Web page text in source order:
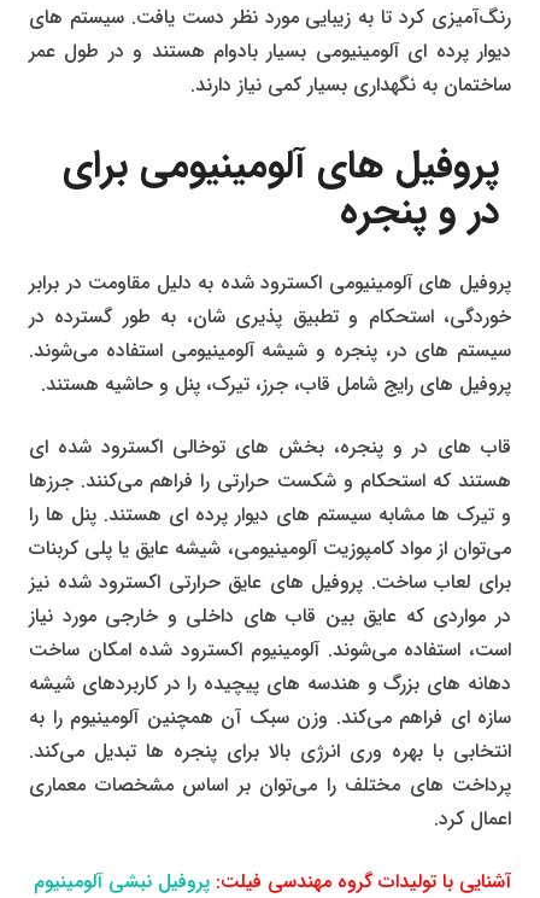
رنگ‌آمیزی کرد تا به زیبایی مورد نظر دست یافت. سیستم‌ های
دیوار پرده‌ ای آلومینیومی بسیار بادوام هستند و در طول عمر
ساختمان به نگهداری بسیار کمی نیاز دارند.
پروفیل‌ های آلومینیومی برای
در و پنجره
پروفیل‌ های آلومینیومی اکسترود شده به دلیل مقاومت در برابر
خوردگی، استحکام و تطبیق‌ پذیری‌ شان، به طور گسترده در
سیستم‌ های در، پنجره و شیشه آلومینیومی استفاده می‌شوند.
پروفیل‌ های رایج شامل قاب، جرز، تیرک، پنل و حاشیه هستند.
قاب‌ های در و پنجره، بخش‌ های توخالی اکسترود شده‌ ای
هستند که استحکام و شکست حرارتی را فراهم می‌کنند. جرزها
و تیرک‌ ها مشابه سیستم‌ های دیوار پرده‌ ای هستند. پنل‌ ها را
می‌توان از مواد کامپوزیت آلومینیومی، شیشه عایق یا پلی کربنات
برای لعاب ساخت. پروفیل‌ های عایق حرارتی اکسترود شده نیز
در مواردی که عایق بین قاب‌ های داخلی و خارجی مورد نیاز
است، استفاده می‌شوند. آلومینیوم اکسترود شده امکان ساخت
دهانه‌ های بزرگ و هندسه‌ های پیچیده را در کاربردهای شیشه
سازه‌ ای فراهم می‌کند. وزن سبک آن همچنین آلومینیوم را به
انتخابی با بهره‌ وری انرژی بالا برای پنجره‌ ها تبدیل می‌کند.
پرداخت‌ های مختلف را می‌توان بر اساس مشخصات معماری
اعمال کرد.
آشنایی با تولیدات گروه مهندسی فیلت: پروفیل نبشی آلومینیوم